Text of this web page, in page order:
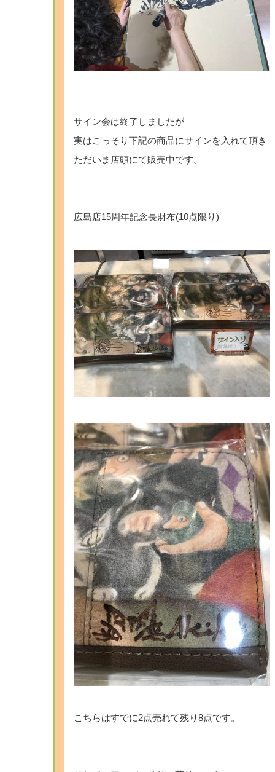
サイン会は終了しましたが
実はこっそり下記の商品にサインを入れて頂き
ただいま店頭にて販売中です。
広島店15周年記念長財布(10点限り)
こちらはすでに2点売れて残り8点です。